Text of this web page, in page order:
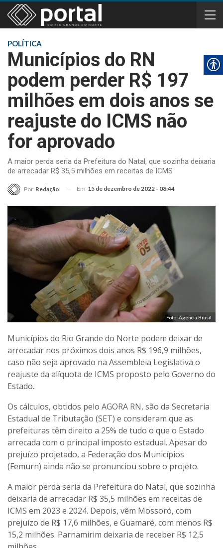
POLÍTICA
Municípios do RN
podem perder R$ 197
milhões em dois anos se
reajuste do ICMS não
for aprovado
A maior perda seria da Prefeitura do Natal, que sozinha deixaria
de arrecadar R$ 35,5 milhões em receitas de ICMS
Por Redação Em 15 de dezembro de 2022 - 08:44
Foto: Agencia Brasil
Municípios do Rio Grande do Norte podem deixar de
arrecadar nos próximos dois anos R$ 196,9 milhões,
caso não seja aprovado na Assembleia Legislativa o
reajuste da alíquota de ICMS proposto pelo Governo do
Estado.
Os cálculos, obtidos pelo AGORA RN, são da Secretaria
Estadual de Tributação (SET) e consideram que as
prefeituras têm direito a 25% de tudo o que o Estado
arrecada com o principal imposto estadual. Apesar do
prejuízo projetado, a Federação dos Municípios
(Femurn) ainda não se pronunciou sobre o projeto.
A maior perda seria da Prefeitura do Natal, que sozinha
deixaria de arrecadar R$ 35,5 milhões em receitas de
ICMS em 2023 e 2024. Depois, vêm Mossoró, com
prejuízo de R$ 17,6 milhões, e Guamaré, com menos R$
15,2 milhões. Parnamirim deixaria de receber R$ 12,5